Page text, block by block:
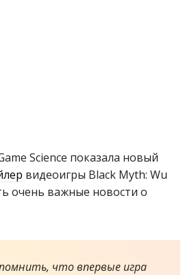
Science показала новый
видеоигры Black Myth: Wu
очень важные новости о
что впервые игра